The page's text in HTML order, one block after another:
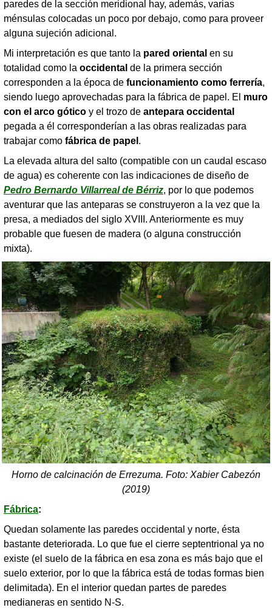
paredes de la sección meridional hay, además, varias
ménsulas colocadas un poco por debajo, como para proveer
alguna sujeción adicional.
Mi interpretación es que tanto la pared oriental en su
totalidad como la occidental de la primera sección
corresponden a la época de funcionamiento como ferrería,
siendo luego aprovechadas para la fábrica de papel. El muro
con el arco gótico y el trozo de antepara occidental
pegada a él corresponderían a las obras realizadas para
trabajar como fábrica de papel .
La elevada altura del salto (compatible con un caudal escaso
de agua) es coherente con las indicaciones de diseño de
Pedro Bernardo Villarreal de Bérriz, por lo que podemos
aventurar que las anteparas se construyeron a la vez que la
presa, a mediados del siglo XVIII. Anteriormente es muy
probable que fuesen de madera (o alguna construcción
mixta).
Horno de calcinación de Errezuma. Foto: Xabier Cabezón
(2019)
Fábrica:
Quedan solamente las paredes occidental y norte, ésta
bastante deteriorada. Lo que fue el cierre septentrional ya no
existe (el suelo de la fábrica en esa zona es más bajo que el
suelo exterior, por lo que la fábrica está de todas formas bien
delimitada). En el interior quedan partes de paredes
medianeras en sentido N-S.